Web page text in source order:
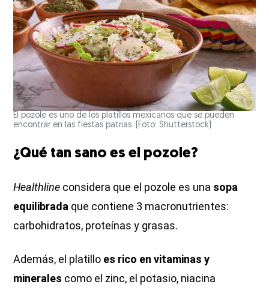
El pozole es uno de los platillos mexicanos que se pueden
encontrar en las fiestas patrias. (Foto: Shutterstock)
¿Qué tan sano es el pozole?
Healthline considera que el pozole es una sopa
equilibrada que contiene 3 macronutrientes:
carbohidratos, proteínas y grasas.
Además, el platillo es rico en vitaminas y
minerales como el zinc, el potasio, niacina